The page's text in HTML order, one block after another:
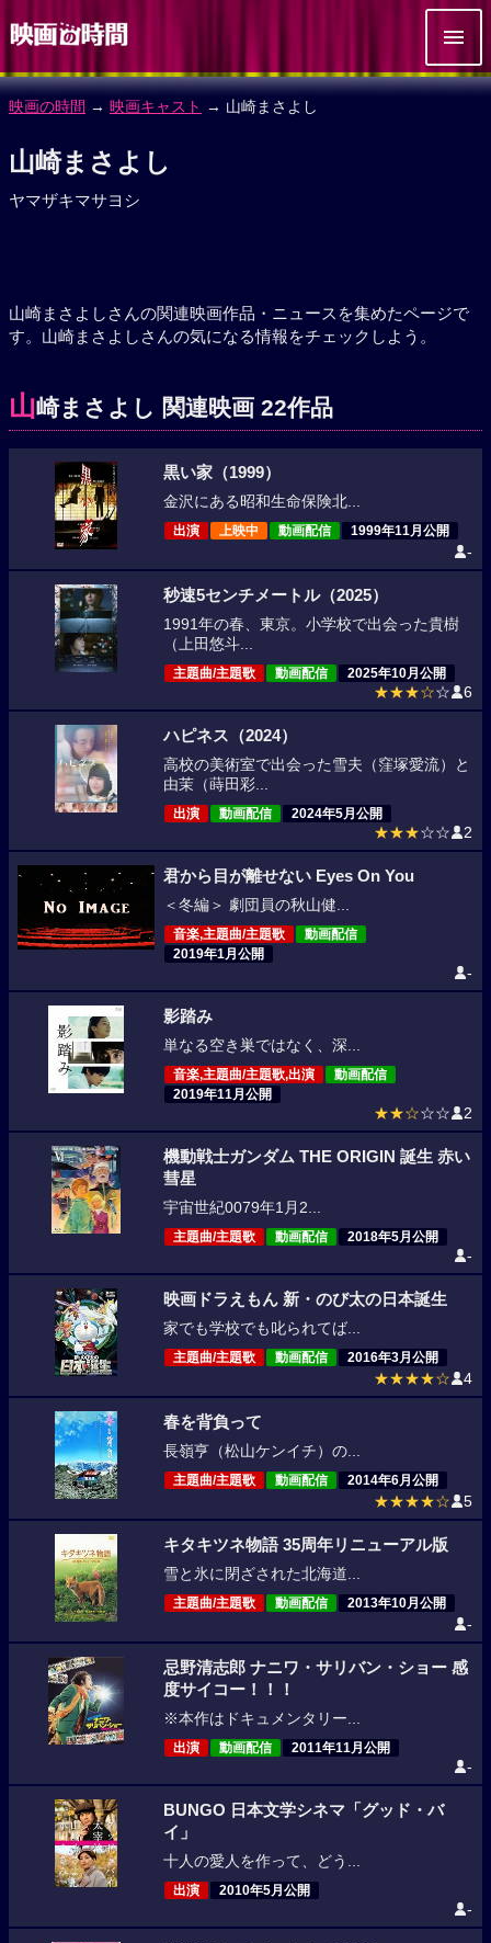
映画の時間 → 映画キャスト → 山崎まさよし
山崎まさよし
ヤマザキマサヨシ
山崎まさよしさんの関連映画作品・ニュースを集めたページで
す。山崎まさよしさんの気になる情報をチェックしよう。
山崎まさよし 関連映画 22作品
黒い家（1999）
金沢にある昭和生命保険北...
出演 上映中 動画配信 1999年11月公開
-
秒速5センチメートル（2025）
1991年の春、東京。小学校で出会った貴樹
（上田悠斗...
主題曲/主題歌 動画配信 2025年10月公開
★★★☆☆ 6
ハピネス（2024）
高校の美術室で出会った雪夫（窪塚愛流）と
由茉（蒔田彩...
出演 動画配信 2024年5月公開
★★★☆☆ 2
君から目が離せない Eyes On You
＜冬編＞ 劇団員の秋山健...
音楽,主題曲/主題歌
動画配信
2019年1月公開
-
影踏み
単なる空き巣ではなく、深...
音楽,主題曲/主題歌,出演
動画配信
2019年11月公開
★★☆☆☆ 2
機動戦士ガンダム THE ORIGIN 誕生 赤い
彗星
宇宙世紀0079年1月2...
主題曲/主題歌 動画配信 2018年5月公開
-
映画ドラえもん 新・のび太の日本誕生
家でも学校でも叱られてば...
主題曲/主題歌 動画配信 2016年3月公開
★★★★☆ 4
春を背負って
長嶺亨（松山ケンイチ）の...
主題曲/主題歌 動画配信 2014年6月公開
★★★★☆ 5
キタキツネ物語 35周年リニューアル版
雪と氷に閉ざされた北海道...
主題曲/主題歌 動画配信 2013年10月公開
-
忌野清志郎 ナニワ・サリバン・ショー 感
度サイコー！！！
※本作はドキュメンタリー...
出演 動画配信 2011年11月公開
-
BUNGO 日本文学シネマ「グッド・バ
イ」
十人の愛人を作って、どう...
出演 2010年5月公開
-